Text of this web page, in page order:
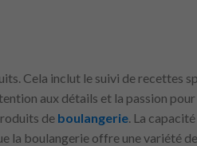
Cela inclut le suivi de recettes
aux détails et la passion
de boulangerie . La
la boulangerie offre une variété